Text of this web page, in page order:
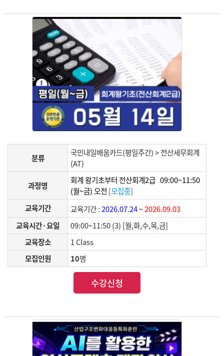
분류
국민내일배움카드(평일주간) > 전산세무회계
(AT)
과정명
회계 왕기초부터 전산회계2급 09:00~11:50
(월~금) 오전 [모집중]
교육기간
교육기간 :2026.07.24~2026.09.03
교육시간·요일
09:00~11:50 (3) [월,화,수,목,금]
교육장소
1 Class
모집인원
10명
수강신청